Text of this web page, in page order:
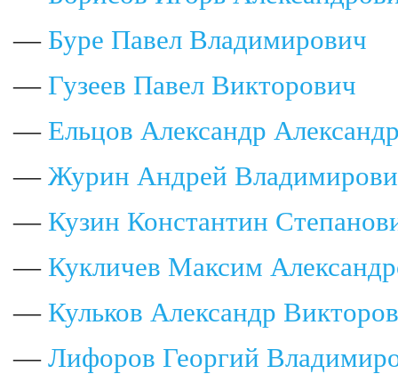
— Буре Павел Владимирович
— Гузеев Павел Викторович
— Ельцов Александр
— Журин Андрей
— Кузин Константин
— Кукличев Максим
— Кульков Александр
— Лифоров Георгий